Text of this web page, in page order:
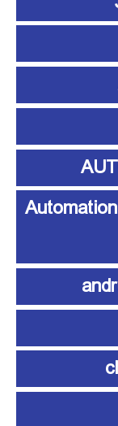
آموزش اتوماسیون صنعتی Automation